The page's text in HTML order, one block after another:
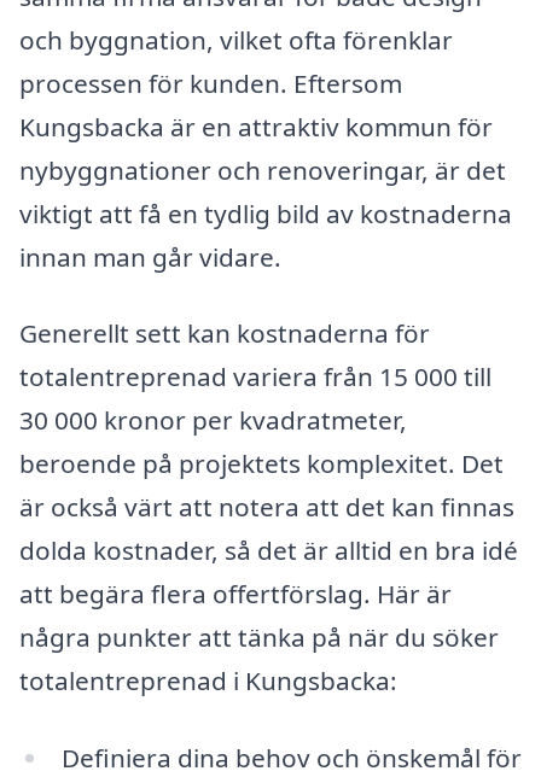
och byggnation, vilket ofta förenklar
processen för kunden. Eftersom
Kungsbacka är en attraktiv kommun för
nybyggnationer och renoveringar, är det
viktigt att få en tydlig bild av kostnaderna
innan man går vidare.
Generellt sett kan kostnaderna för
totalentreprenad variera från 15 000 till
30 000 kronor per kvadratmeter,
beroende på projektets komplexitet. Det
är också värt att notera att det kan finnas
dolda kostnader, så det är alltid en bra idé
att begära flera offertförslag. Här är
några punkter att tänka på när du söker
totalentreprenad i Kungsbacka:
Definiera dina behov och önskemål för